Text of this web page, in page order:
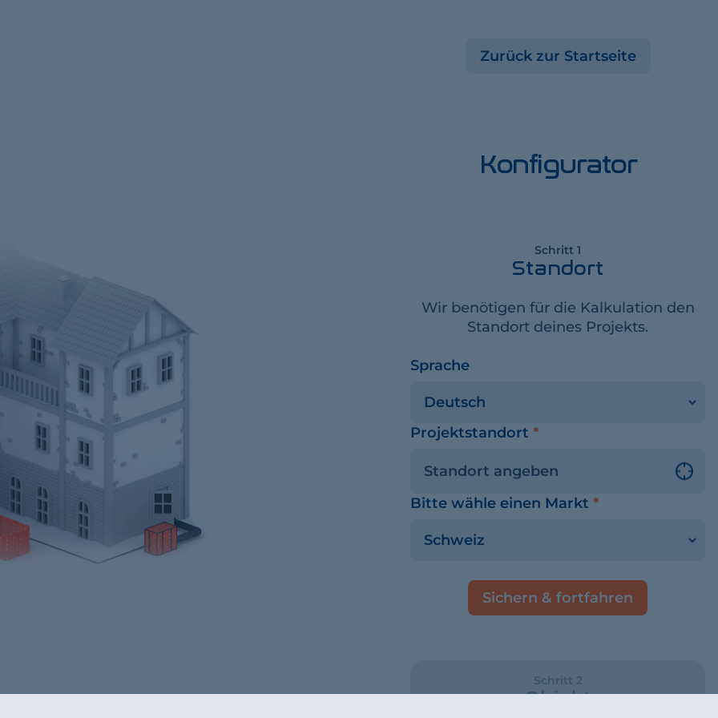
Zurück zur Startseite
Konfigurator
Schritt 1
Standort
Wir benötigen für die Kalkulation den
Standort deines Projekts.
Sprache
Projektstandort *
Bitte wähle einen Markt *
Sichern & fortfahren
Schritt 2
Objekt